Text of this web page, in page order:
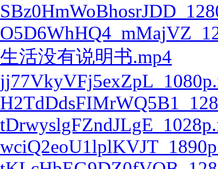
生活没有说明书.mp4